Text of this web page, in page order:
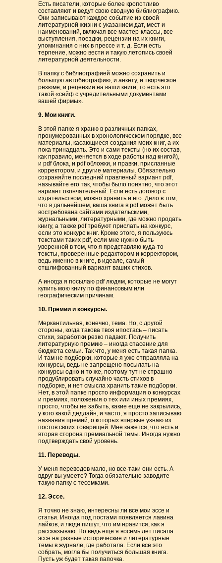
Есть писатели, которые более кропотливо
составляют и ведут свою сводную библиографию.
Они записывают каждое событие из своей
литературной жизни с указанием дат, мест и
наименований, включая все мастер-классы, все
выступления, поездки, рецензии на их книги,
упоминания о них в прессе и т. д. Если есть
терпение, можно вести и такую летопись своей
литературной деятельности.
В папку с библиографией можно сохранить и
большую автобиографию, и анкету, и творческое
резюме, и рецензии на ваши книги, то есть это
такой «сейф с учредительными документами
вашей фирмы».
9. Мои книги.
В этой папке я храню в различных папках,
пронумерованных в хронологическом порядке, все
материалы, касающиеся создания моих книг, а их
пока тринадцать. Это и сами тексты (но их состав,
как правило, меняется в ходе работы над книгой),
и pdf блока, и pdf обложки, и правки, присланные
корректором, и другие материалы. Обязательно
сохраняйте последний правленый вариант pdf,
называйте его так, чтобы было понятно, что этот
вариант окончательный. Если есть договор с
издательством, можно хранить и его. Дело в том,
что в дальнейшем, ваша книга в pdf может быть
востребована сайтами издательскими,
журнальными, литературными, где можно продать
книгу, а также pdf требуют прислать на конкурс,
если это конкурс книг. Кроме этого, я пользуюсь
текстами таких pdf, если мне нужно быть
уверенной в том, что я представляю куда-то
тексты, проверенные редактором и корректором,
ведь именно в книге, в идеале, самый
отшлифованный вариант ваших стихов.
А иногда я посылаю pdf людям, которые не могут
купить мою книгу по финансовым или
географическим причинам.
10. Премии и конкурсы.
Меркантильная, конечно, тема. Но, с другой
стороны, когда такова твоя ипостась – писать
стихи, заработки резко падают. Получить
литературную премию – иногда спасение для
бюджета семьи. Так что, у меня есть такая папка.
И там не подборки, которые я уже отправляла на
конкурсы, ведь не запрещено посылать на
конкурсы одно и то же, поэтому тут не страшно
продублировать случайно часть стихов в
подборке, и нет смысла хранить такие подборки.
Нет, в этой папке просто информация о конкурсах
и премиях, положения о тех или иных премиях,
просто, чтобы не забыть, какие еще не закрылись,
у кого какой дедлайн, и часто, я просто записываю
названия премий, о которых впервые узнаю из
постов своих товарищей. Мне кажется, что есть и
вторая сторона премиальной темы. Иногда нужно
подтверждать свой уровень.
11. Переводы.
У меня переводов мало, но все-таки они есть. А
вдруг вы умеете? Тогда обязательно заводите
такую папку с тесемками.
12. Эссе.
Я точно не знаю, интересны ли все мои эссе и
статьи. Иногда под постами появляется лавина
лайков, и люди пишут, что им нравится, как я
рассказываю. Но ведь еще я восемь лет писала
эссе на разные исторические и литературные
темы в журнале, где работала. Если все это
собрать, могла бы получиться большая книга.
Пусть уж будет такая папочка.